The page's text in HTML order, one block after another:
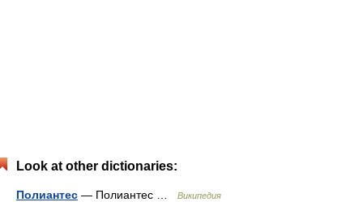
Look at other dictionaries:
Полиантес — Полиантес … Википедия